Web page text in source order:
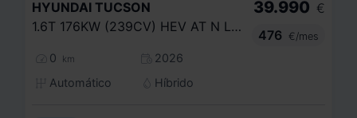
HYUNDAI TUCSON
1.6T 176KW (239CV) HEV AT N LINE
0 km
2026
Automático
Híbrido
39.990 €
476
€/mes